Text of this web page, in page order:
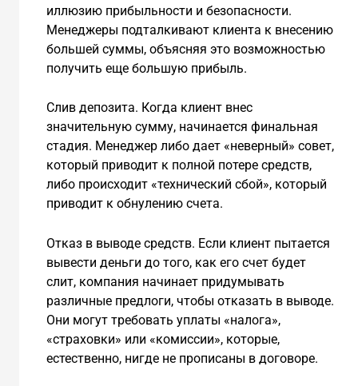
иллюзию прибыльности и безопасности.
Менеджеры подталкивают клиента к внесению
большей суммы, объясняя это возможностью
получить еще большую прибыль.
Слив депозита. Когда клиент внес
значительную сумму, начинается финальная
стадия. Менеджер либо дает «неверный» совет,
который приводит к полной потере средств,
либо происходит «технический сбой», который
приводит к обнулению счета.
Отказ в выводе средств. Если клиент пытается
вывести деньги до того, как его счет будет
слит, компания начинает придумывать
различные предлоги, чтобы отказать в выводе.
Они могут требовать уплаты «налога»,
«страховки» или «комиссии», которые,
естественно, нигде не прописаны в договоре.